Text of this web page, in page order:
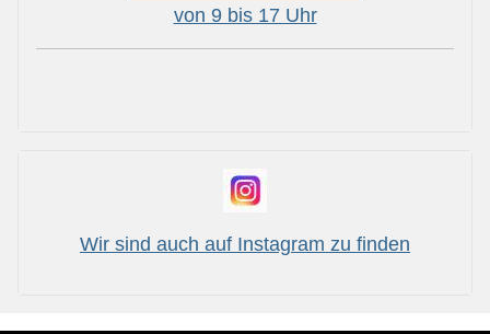
von 9 bis 17 Uhr
Wir sind auch auf Instagram zu finden